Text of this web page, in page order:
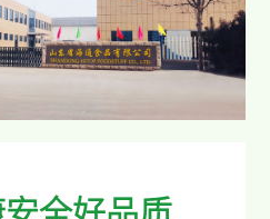
全好品质